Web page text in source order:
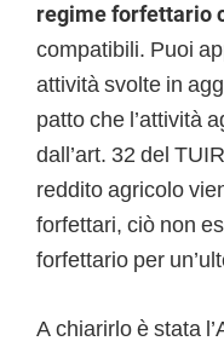
regime forfettario
compatibili. Puoi
attività svolte in
patto che l’attività
dall’art. 32 del
reddito agricolo
forfettari, ciò non
forfettario per
A chiarirlo è stata